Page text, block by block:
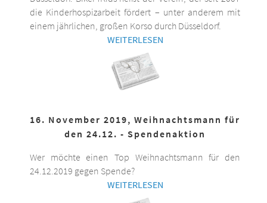
die Kinderhospizarbeit fördert – unter anderem mit
einem jährlichen, großen Korso durch Düsseldorf.
WEITERLESEN
16. November 2019, Weihnachtsmann für
den 24.12. - Spendenaktion
Wer möchte einen Top Weihnachtsmann für den
24.12.2019 gegen Spende?
WEITERLESEN